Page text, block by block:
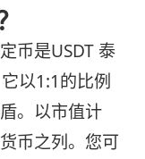
币是USDT 泰
以1:1的比例
。以市值计
币之列。您可